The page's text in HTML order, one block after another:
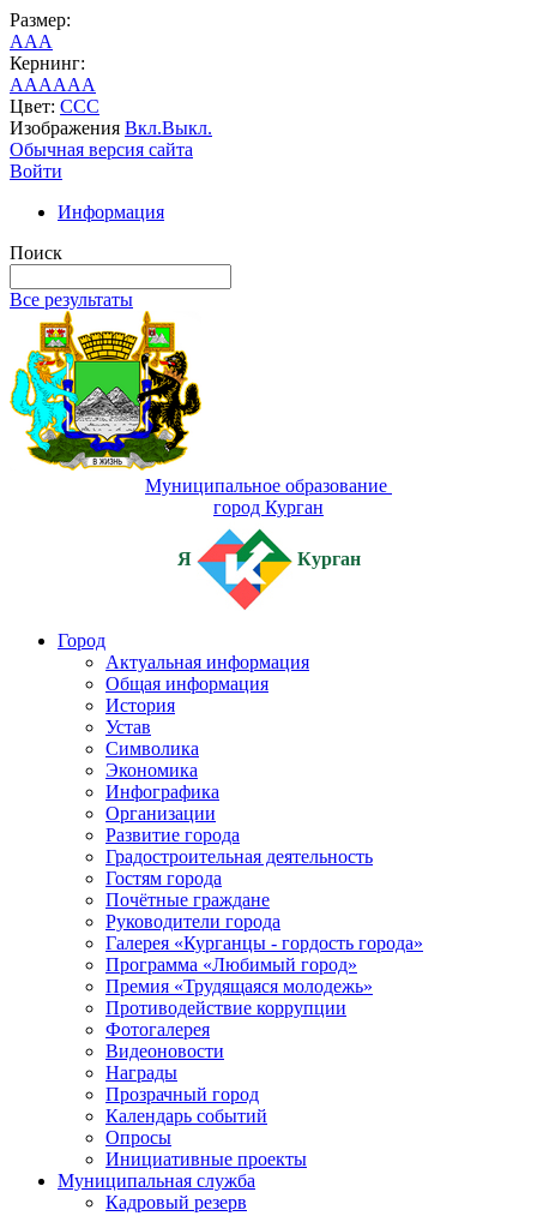
Размер:
AAA
Кернинг:
AAAAAA
Цвет: CCC
Изображения Вкл.Выкл.
Обычная версия сайта
Войти
Информация
Поиск
Все результаты
Муниципальное образование
город Курган
Я Курган
Город
Актуальная информация
Общая информация
История
Устав
Символика
Экономика
Инфографика
Организации
Развитие города
Градостроительная деятельность
Гостям города
Почётные граждане
Руководители города
Галерея «Курганцы - гордость города»
Программа «Любимый город»
Премия «Трудящаяся молодежь»
Противодействие коррупции
Фотогалерея
Видеоновости
Награды
Прозрачный город
Календарь событий
Опросы
Инициативные проекты
Муниципальная служба
Кадровый резерв